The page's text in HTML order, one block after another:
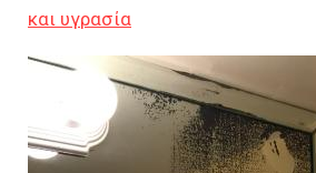
και υγρασία